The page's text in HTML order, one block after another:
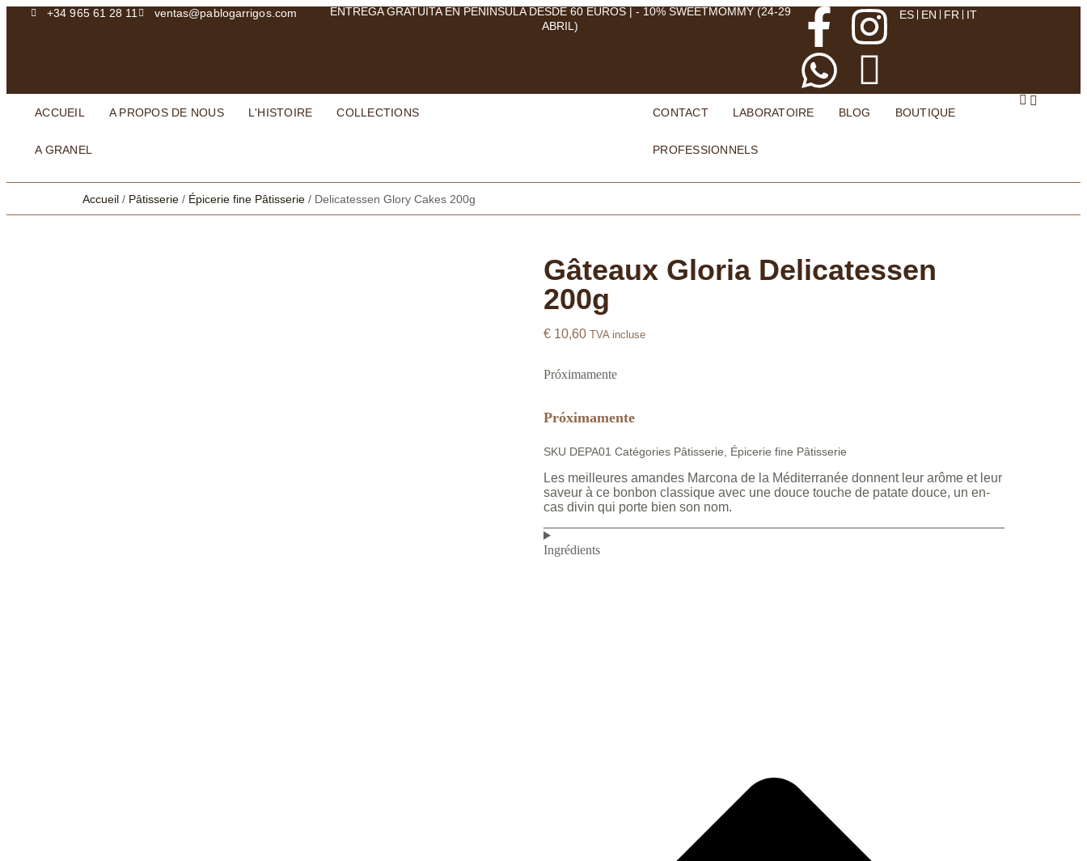
+34 965 61 28 11 ventas@pablogarrigos.com
ENTREGA GRATUITA EN PENÍNSULA DESDE 60 EUROS | - 10% SWEETMOMMY (24-29
ABRIL)
ES EN FR IT
ACCUEIL A PROPOS DE NOUS L'HISTOIRE COLLECTIONS
A GRANEL
CONTACT LABORATOIRE BLOG BOUTIQUE
PROFESSIONNELS
Accueil / Pâtisserie / Épicerie fine Pâtisserie / Delicatessen Glory Cakes 200g
Gâteaux Gloria Delicatessen
200g
€ 10,60 TVA incluse
Próximamente
Próximamente
SKU DEPA01 Catégories Pâtisserie Épicerie fine Pâtisserie
Les meilleures amandes Marcona de la Méditerranée donnent leur arôme et leur
saveur à ce bonbon classique avec une douce touche de patate douce, un en-
cas divin qui porte bien son nom.
Ingrédients